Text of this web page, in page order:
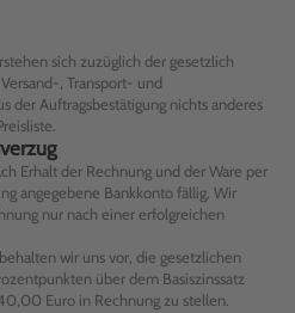
sich zuzüglich der gesetzlich
, Transport- und
der Auftragsbestätigung nichts anderes
Erhalt der Rechnung und der Ware per
angegebene Bankkonto fällig. Wir
nur nach einer erfolgreichen
wir uns vor, die gesetzlichen
über dem Basiszinssatz
Euro in Rechnung zu stellen.